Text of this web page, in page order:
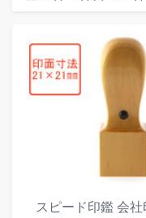
スピード印鑑 会社